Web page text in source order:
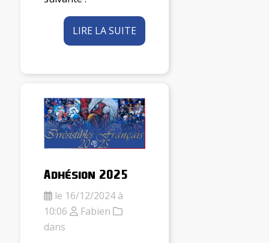
LIRE LA SUITE
Adhésion 2025
le 16/12/2024 à
10:06
Fabien
dans